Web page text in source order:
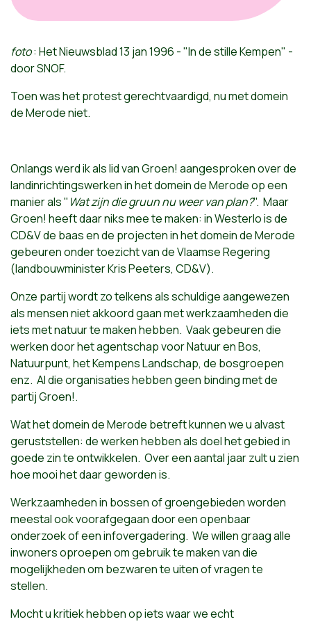
foto: Het Nieuwsblad 13 jan 1996 - "In de stille Kempen" -
door SNOF.
Toen was het protest gerechtvaardigd, nu met domein
de Merode niet.
Onlangs werd ik als lid van Groen! aangesproken over de
landinrichtingswerken in het domein de Merode op een
manier als " Wat zijn die gruun nu weer van plan?". Maar
Groen! heeft daar niks mee te maken: in Westerlo is de
CD&V de baas en de projecten in het domein de Merode
gebeuren onder toezicht van de Vlaamse Regering
(landbouwminister Kris Peeters, CD&V).
Onze partij wordt zo telkens als schuldige aangewezen
als mensen niet akkoord gaan met werkzaamheden die
iets met natuur te maken hebben. Vaak gebeuren die
werken door het agentschap voor Natuur en Bos,
Natuurpunt, het Kempens Landschap, de bosgroepen
enz. Al die organisaties hebben geen binding met de
partij Groen!.
Wat het domein de Merode betreft kunnen we u alvast
geruststellen: de werken hebben als doel het gebied in
goede zin te ontwikkelen. Over een aantal jaar zult u zien
hoe mooi het daar geworden is.
Werkzaamheden in bossen of groengebieden worden
meestal ook voorafgegaan door een openbaar
onderzoek of een infovergadering. We willen graag alle
inwoners oproepen om gebruik te maken van die
mogelijkheden om bezwaren te uiten of vragen te
stellen.
Mocht u kritiek hebben op iets waar we echt